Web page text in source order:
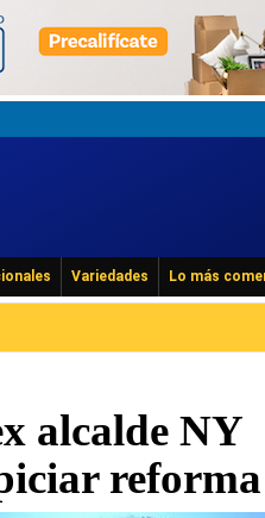
Variedades Lo más
alcalde NY
reforma